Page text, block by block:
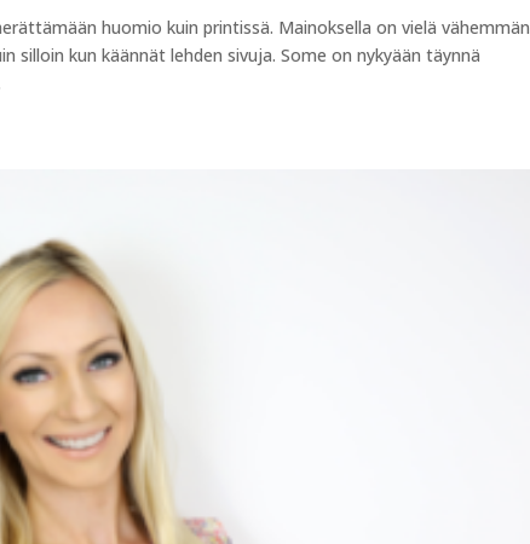
huomio kuin printissä. Mainoksella on vielä vähemmän
kun käännät lehden sivuja. Some on nykyään täynnä